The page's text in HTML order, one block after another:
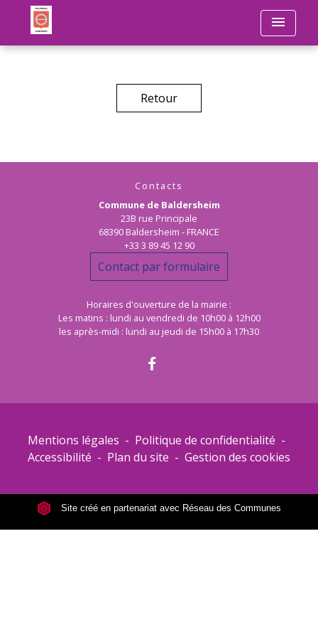
menu
Retour
Contacts
Commune de Baldersheim
23B rue Principale
68390 Baldersheim - FRANCE
+33 3 89 45 12 90
Contact par formulaire
Horaires d'ouverture de la mairie :
Les matins : lundi au vendredi de 10h00 à 12h00
les après-midi : lundi au jeudi de 15h00 à 17h30
Mentions légales - Politique de confidentialité -
Accessibilité - Plan du site - Gestion des cookies
Site créé en partenariat avec Réseau des Communes